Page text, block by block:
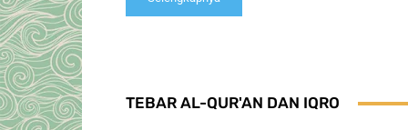
TEBAR AL-QUR'AN DAN IQRO